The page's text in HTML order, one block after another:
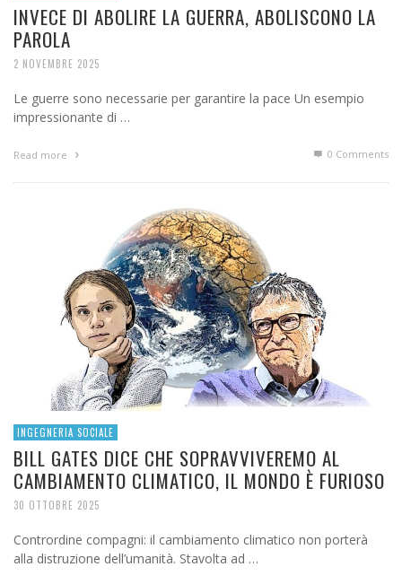
INVECE DI ABOLIRE LA GUERRA, ABOLISCONO LA
PAROLA
2 NOVEMBRE 2025
Le guerre sono necessarie per garantire la pace Un esempio
impressionante di …
Read more 0 Comments
INGEGNERIA SOCIALE
BILL GATES DICE CHE SOPRAVVIVEREMO AL
CAMBIAMENTO CLIMATICO, IL MONDO È FURIOSO
30 OTTOBRE 2025
Contrordine compagni: il cambiamento climatico non porterà
alla distruzione dell’umanità. Stavolta ad …